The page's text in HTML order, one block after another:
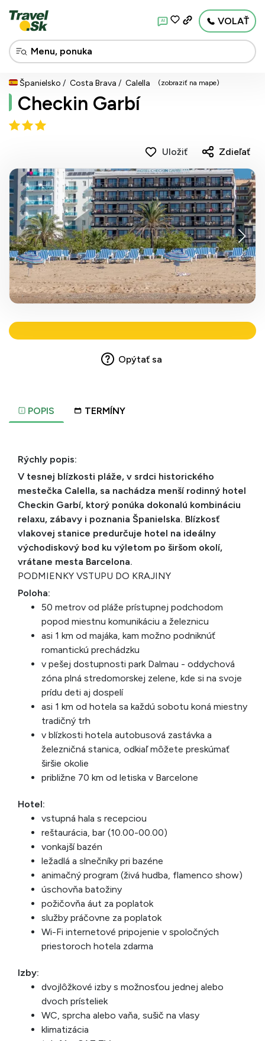
AI VOLAŤ
Španielsko Costa Brava Calella (zobraziť na mape)
Checkin Garbí
Uložiť Zdieľať
POPIS TERMÍNY
Rýchly popis:
V tesnej blízkosti pláže, v srdci historického
mestečka Calella, sa nachádza menší rodinný hotel
Checkin Garbí, ktorý ponúka dokonalú kombináciu
relaxu, zábavy i poznania Španielska. Blízkosť
vlakovej stanice predurčuje hotel na ideálny
východiskový bod ku výletom po širšom okolí,
vrátane mesta Barcelona.
PODMIENKY VSTUPU DO KRAJINY
Poloha:
50 metrov od pláže prístupnej podchodom
popod miestnu komunikáciu a železnicu
asi 1 km od majáka, kam možno podniknúť
romantickú prechádzku
v pešej dostupnosti park Dalmau - oddychová
zóna plná stredomorskej zelene, kde si na svoje
prídu deti aj dospelí
asi 1 km od hotela sa každú sobotu koná miestny
tradičný trh
v blízkosti hotela autobusová zastávka a
železničná stanica, odkiaľ môžete preskúmať
širšie okolie
približne 70 km od letiska v Barcelone
Hotel:
vstupná hala s recepciou
reštaurácia, bar (10.00-00.00)
vonkajší bazén
ležadlá a slnečníky pri bazéne
animačný program (živá hudba, flamenco show)
úschovňa batožiny
požičovňa áut za poplatok
služby práčovne za poplatok
Wi-Fi internetové pripojenie v spoločných
priestoroch hotela zdarma
Izby:
dvojlôžkové izby s možnosťou jednej alebo
dvoch prísteliek
WC, sprcha alebo vaňa, sušič na vlasy
klimatizácia
Opýtať sa